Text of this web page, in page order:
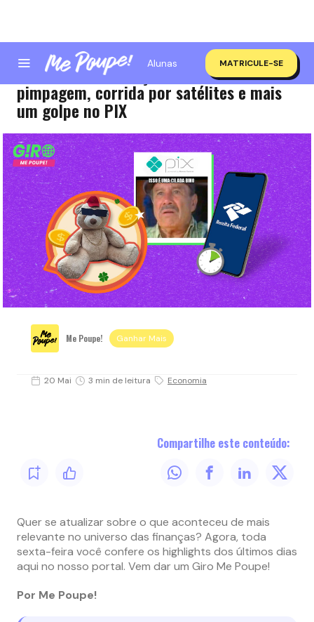
Alunas MATRICULE-SE
Giro Me Poupe! | Ações da Eletrobras,
pimpagem, corrida por satélites e mais
um golpe no PIX
Me Poupe! Ganhar Mais
20 Mai 3 min de leitura Economia
Compartilhe este conteúdo:
Quer se atualizar sobre o que aconteceu de mais
relevante no universo das finanças? Agora, toda
sexta-feira você confere os highlights dos últimos dias
aqui no nosso portal. Vem dar um Giro Me Poupe!
Por Me Poupe!